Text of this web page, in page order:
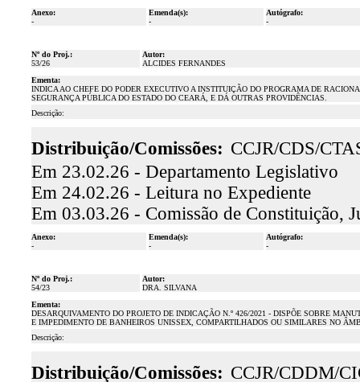
Anexo:
-
Emenda(s):
-
Autógrafo:
-
Nº do Proj.:
53/26
Autor:
ALCIDES FERNANDES
Ementa:
INDICA AO CHEFE DO PODER EXECUTIVO A INSTITUIÇÃO DO PROGRAMA DE
SEGURANÇA PÚBLICA DO ESTADO DO CEARÁ, E DÁ OUTRAS PROVIDÊNCIAS.
Descrição:
Distribuição/Comissões: CCJR/CDS/
Em 23.02.26 - Departamento Legislativo
Em 24.02.26 - Leitura no Expediente
Em 03.03.26 - Comissão de Constituição,
Anexo:
-
Emenda(s):
-
Autógrafo:
-
Nº do Proj.:
54/23
Autor:
DRA. SILVANA
Ementa:
DESARQUIVAMENTO DO PROJETO DE INDICAÇÃO N.º 426/2021 - DISPÕE SOBRE
E IMPEDIMENTO DE BANHEIROS UNISSEX, COMPARTILHADOS OU SIMILARES NO
Descrição:
Distribuição/Comissões: CCJR/CDDM/